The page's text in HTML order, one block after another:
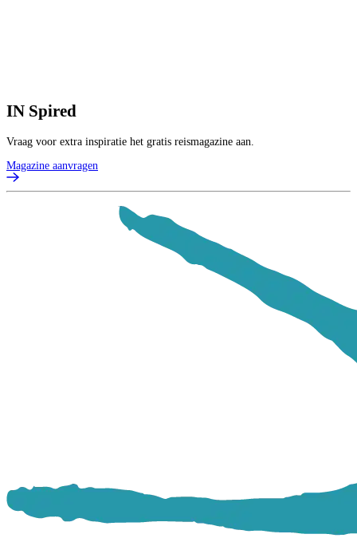
IN Spired
Vraag voor extra inspiratie het gratis reismagazine aan.
Magazine aanvragen